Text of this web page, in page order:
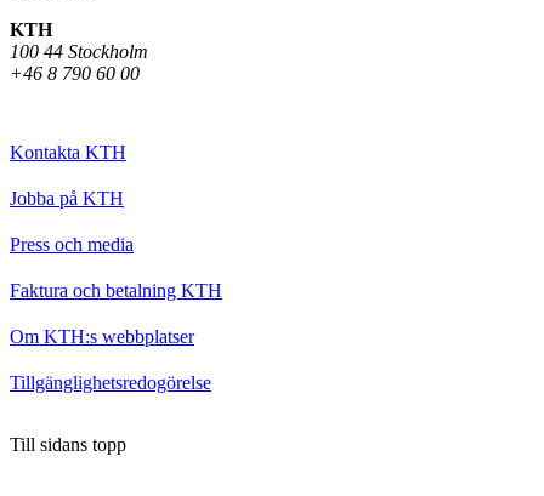
KTH
100 44 Stockholm
+46 8 790 60 00
Kontakta KTH
Jobba på KTH
Press och media
Faktura och betalning KTH
Om KTH:s webbplatser
Tillgänglighetsredogörelse
Till sidans topp